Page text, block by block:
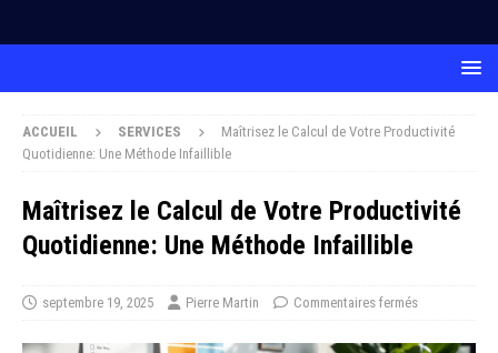
ACCUEIL SERVICES
Maîtrisez le Calcul de Votre Productivité
Quotidienne: Une Méthode Infaillible
Maîtrisez le Calcul de Votre Productivité
Quotidienne: Une Méthode Infaillible
septembre 19, 2025 Pierre Martin Commentaires fermés